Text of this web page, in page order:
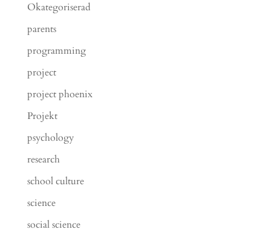
Okategoriserad
parents
programming
project
project phoenix
Projekt
psychology
research
school culture
science
social science